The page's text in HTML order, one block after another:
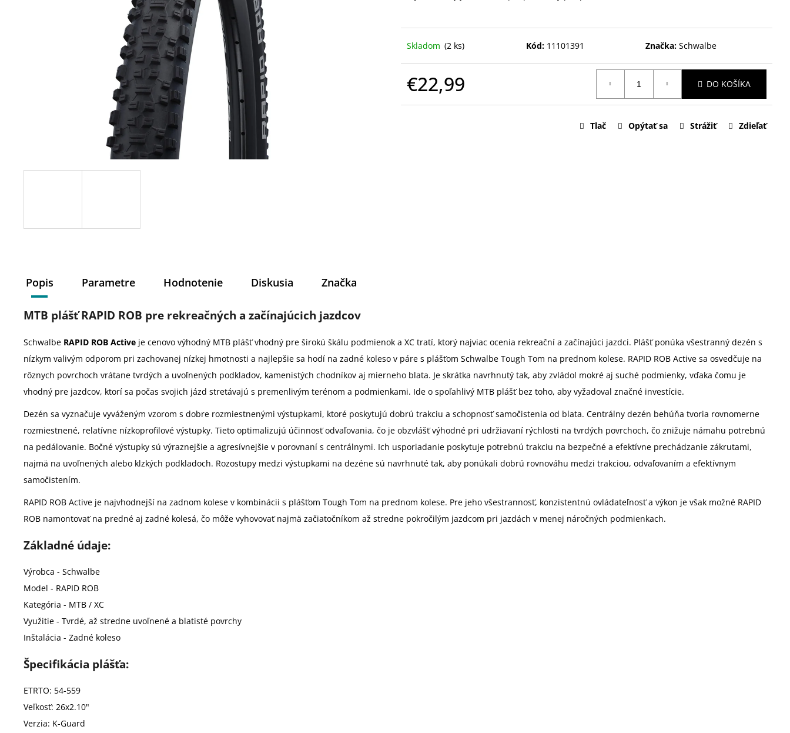
Skladom (2 ks) Kód: 11101391 Značka:Schwalbe
€22,99 DO KOŠÍKA
Tlač Opýtať sa Strážiť Zdieľať
Popis Parametre Hodnotenie Diskusia Značka
MTB plášť RAPID ROB pre rekreačných a začínajúcich jazdcov
Schwalbe RAPID ROB Active je cenovo výhodný MTB plášť vhodný pre širokú škálu podmienok a XC tratí, ktorý najviac ocenia rekreační a začínajúci jazdci. Plášť ponúka všestranný dezén s
nízkym valivým odporom pri zachovanej nízkej hmotnosti a najlepšie sa hodí na zadné koleso v páre s plášťom Schwalbe Tough Tom na prednom kolese. RAPID ROB Active sa osvedčuje na
rôznych povrchoch vrátane tvrdých a uvoľnených podkladov, kamenistých chodníkov aj mierneho blata. Je skrátka navrhnutý tak, aby zvládol mokré aj suché podmienky, vďaka čomu je
vhodný pre jazdcov, ktorí sa počas svojich jázd stretávajú s premenlivým terénom a podmienkami. Ide o spoľahlivý MTB plášť bez toho, aby vyžadoval značné investície.
Dezén sa vyznačuje vyváženým vzorom s dobre rozmiestnenými výstupkami, ktoré poskytujú dobrú trakciu a schopnosť samočistenia od blata. Centrálny dezén behúňa tvoria rovnomerne
rozmiestnené, relatívne nízkoprofilové výstupky. Tieto optimalizujú účinnosť odvaľovania, čo je obzvlášť výhodné pri udržiavaní rýchlosti na tvrdých povrchoch, čo znižuje námahu potrebnú
na pedálovanie. Bočné výstupky sú výraznejšie a agresívnejšie v porovnaní s centrálnymi. Ich usporiadanie poskytuje potrebnú trakciu na bezpečné a efektívne prechádzanie zákrutami,
najmä na uvoľnených alebo klzkých podkladoch. Rozostupy medzi výstupkami na dezéne sú navrhnuté tak, aby ponúkali dobrú rovnováhu medzi trakciou, odvaľovaním a efektívnym
samočistením.
RAPID ROB Active je najvhodnejší na zadnom kolese v kombinácii s plášťom Tough Tom na prednom kolese. Pre jeho všestrannosť, konzistentnú ovládateľnosť a výkon je však možné RAPID
ROB namontovať na predné aj zadné kolesá, čo môže vyhovovať najmä začiatočníkom až stredne pokročilým jazdcom pri jazdách v menej náročných podmienkach.
Základné údaje:
Výrobca - Schwalbe
Model - RAPID ROB
Kategória - MTB / XC
Využitie - Tvrdé, až stredne uvoľnené a blatisté povrchy
Inštalácia - Zadné koleso
Špecifikácia plášťa:
ETRTO: 54-559
Veľkosť: 26x2.10"
Verzia: K-Guard